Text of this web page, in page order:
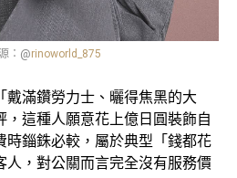
：@rinoworld_875
戴滿鑽勞力士、曬得焦黑的大
這種人願意花上億日圓裝飾自
時錙銖必較，屬於典型「錢都花
人，對公關而言完全沒有服務價